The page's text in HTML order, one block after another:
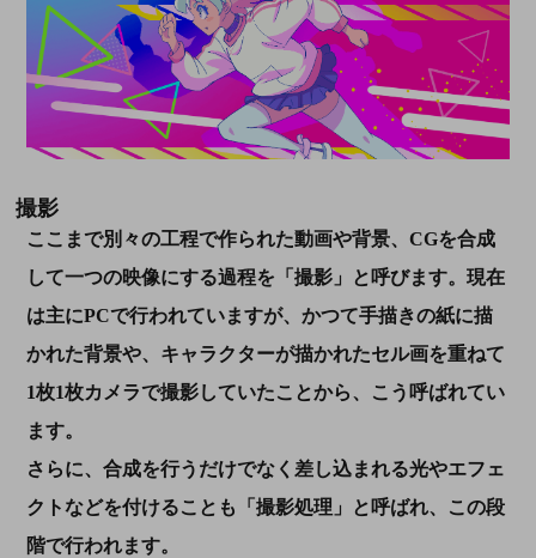
撮影
ここまで別々の工程で作られた動画や背景、CGを合成
して一つの映像にする過程を「撮影」と呼びます。現在
は主にPCで行われていますが、かつて手描きの紙に描
かれた背景や、キャラクターが描かれたセル画を重ねて
1枚1枚カメラで撮影していたことから、こう呼ばれてい
ます。
さらに、合成を行うだけでなく差し込まれる光やエフェ
クトなどを付けることも「撮影処理」と呼ばれ、この段
階で行われます。